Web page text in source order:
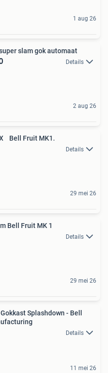
1 aug 26
slam gok automaat
Details
2 aug 26
X Bell Fruit MK1.
Details
29 mei 26
Bell Fruit MK 1
Details
29 mei 26
Splashdown - Bell
Details
11 mei 26